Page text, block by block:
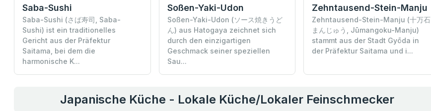
Saba-Sushi
Saba-Sushi (さば寿司, Saba-
Sushi) ist ein traditionelles
Gericht aus der Präfektur
Saitama, bei dem die
harmonische K...
Soßen-Yaki-Udon
Soßen-Yaki-Udon (ソース焼きうど
ん) aus Hatogaya zeichnet sich
durch den einzigartigen
Geschmack seiner speziellen
Sau...
Zehntausend-Stein-Manju
Zehntausend-Stein-Manju (十万石
まんじゅう, Jūmangoku-Manju)
stammt aus der Stadt Gyōda in
der Präfektur Saitama und i...
Japanische Küche - Lokale Küche/Lokaler Feinschmecker